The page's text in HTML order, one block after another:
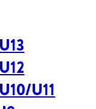
U11